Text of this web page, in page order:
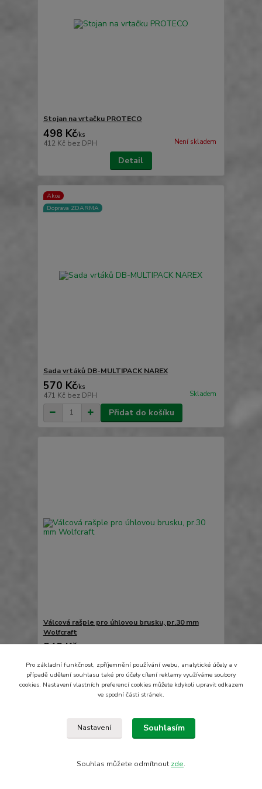
Stojan na vrtačku PROTECO
498 Kč/ks
412 Kč bez DPH Není skladem
Detail
Akce
Doprava ZDARMA
Sada vrtáků DB-MULTIPACK NAREX
570 Kč/ks
471 Kč bez DPH Skladem
Přidat do košíku
Válcová rašple pro úhlovou brusku, pr.30 mm
Wolfcraft
848 Kč
Přidat do košíku
Pro základní funkčnost, zpříjemnění používání webu, analytické účely a v
případě udělení souhlasu také pro účely cílení reklamy využíváme soubory
cookies. Nastavení vlastních preferencí cookies můžete kdykoli upravit odkazem
ve spodní části stránek.
Nastavení Souhlasím
Souhlas můžete odmítnout zde.